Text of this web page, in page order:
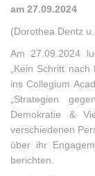
am 27.09.2024
(Dorothea Dentz
Am 27.09.2024
„Kein Schritt
ins Collegium
„Strategien
Demokratie &
verschiedenen
über ihr
berichten.